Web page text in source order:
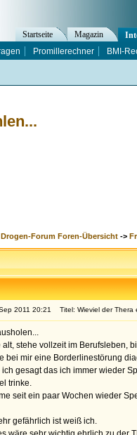
Drogen-Forum Foren-Übersicht ->
2011 20:21 Titel: Wieviel der Thera
alt, stehe vollzeit im Berufsleben,
bei mir eine Borderlinestörung
ich gesagt das ich immer wieder
trinke.
seit ein paar Wochen wieder
gefährlich ist weiß ich.
Startseite Magazin
Promillerechner BMI-